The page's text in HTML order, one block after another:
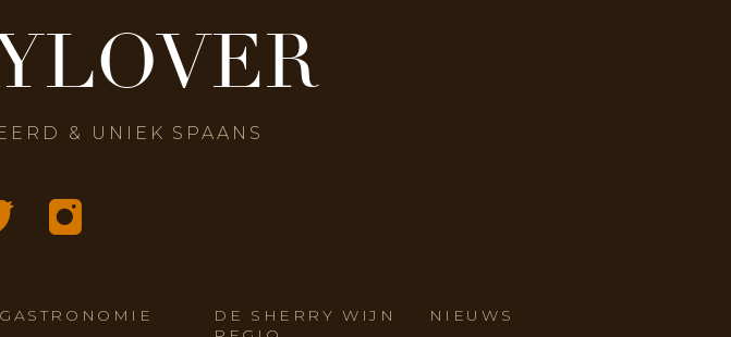
& UNIEK SPAANS
GASTRONOMIE
DE SHERRY WIJN
NIEUWS